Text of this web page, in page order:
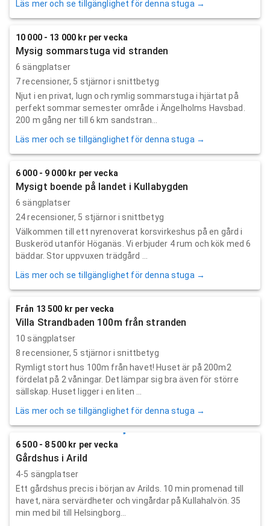
Läs mer och se tillgänglighet för denna stuga →
10 000 - 13 000 kr per vecka
Mysig sommarstuga vid stranden
6 sängplatser
7recensioner, 5 stjärnor i snittbetyg
Njut i en privat, lugn och rymlig sommarstuga i hjärtat på
perfekt sommar semester område i Ängelholms Havsbad.
200 m gång ner till 6 km sandstran...
Läs mer och se tillgänglighet för denna stuga →
6 000 - 9 000 kr per vecka
Mysigt boende på landet i Kullabygden
6 sängplatser
24recensioner, 5 stjärnor i snittbetyg
Välkommen till ett nyrenoverat korsvirkeshus på en gård i
Buskeröd utanför Höganäs. Vi erbjuder 4 rum och kök med 6
bäddar. Stor uppvuxen trädgård ...
Läs mer och se tillgänglighet för denna stuga →
Från 13 500 kr per vecka
Villa Strandbaden 100m från stranden
10 sängplatser
8 recensioner, 5 stjärnor i snittbetyg
Rymligt stort hus 100m från havet! Huset är på 200m2
fördelat på 2 våningar. Det lämpar sig bra även för större
sällskap. Huset ligger i en liten ...
Läs mer och se tillgänglighet för denna stuga →
6 500 - 8 500 kr per vecka
Gårdshus i Arild
4-5 sängplatser
Ett gårdshus precis i början av Arilds. 10 min promenad till
havet, nära servärdheter och vingårdar på Kullahalvön. 35
min med bil till Helsingborg...